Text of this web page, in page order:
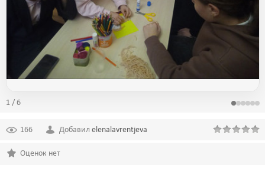
1 / 6
166 Добавил elenalavrentjeva
Оценок нет